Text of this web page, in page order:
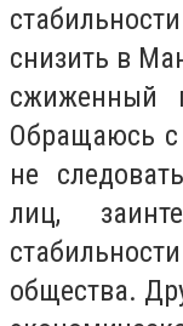
снизить в
сжиженный
Обращаюсь с
не
лиц,
общества.